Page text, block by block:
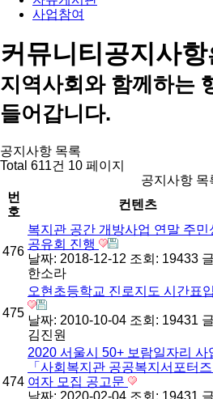
사업참여
커뮤니티공지사항
지역사회와 함께하는
들어갑니다.
공지사항 목록
Total 611건 10 페이지
공지사항 목
번
호
컨텐츠
476
복지관 공간 개방사업 연말 주민
공유회 진행
날짜: 2018-12-12 조회: 19433
한소라
475
오현초등학교 진로지도 시간표
날짜: 2010-10-04 조회: 19431
김진원
474
2020 서울시 50+ 보람일자리 사
「사회복지관 공공복지서포터
여자 모집 공고문
날짜: 2020-02-04 조회: 19431